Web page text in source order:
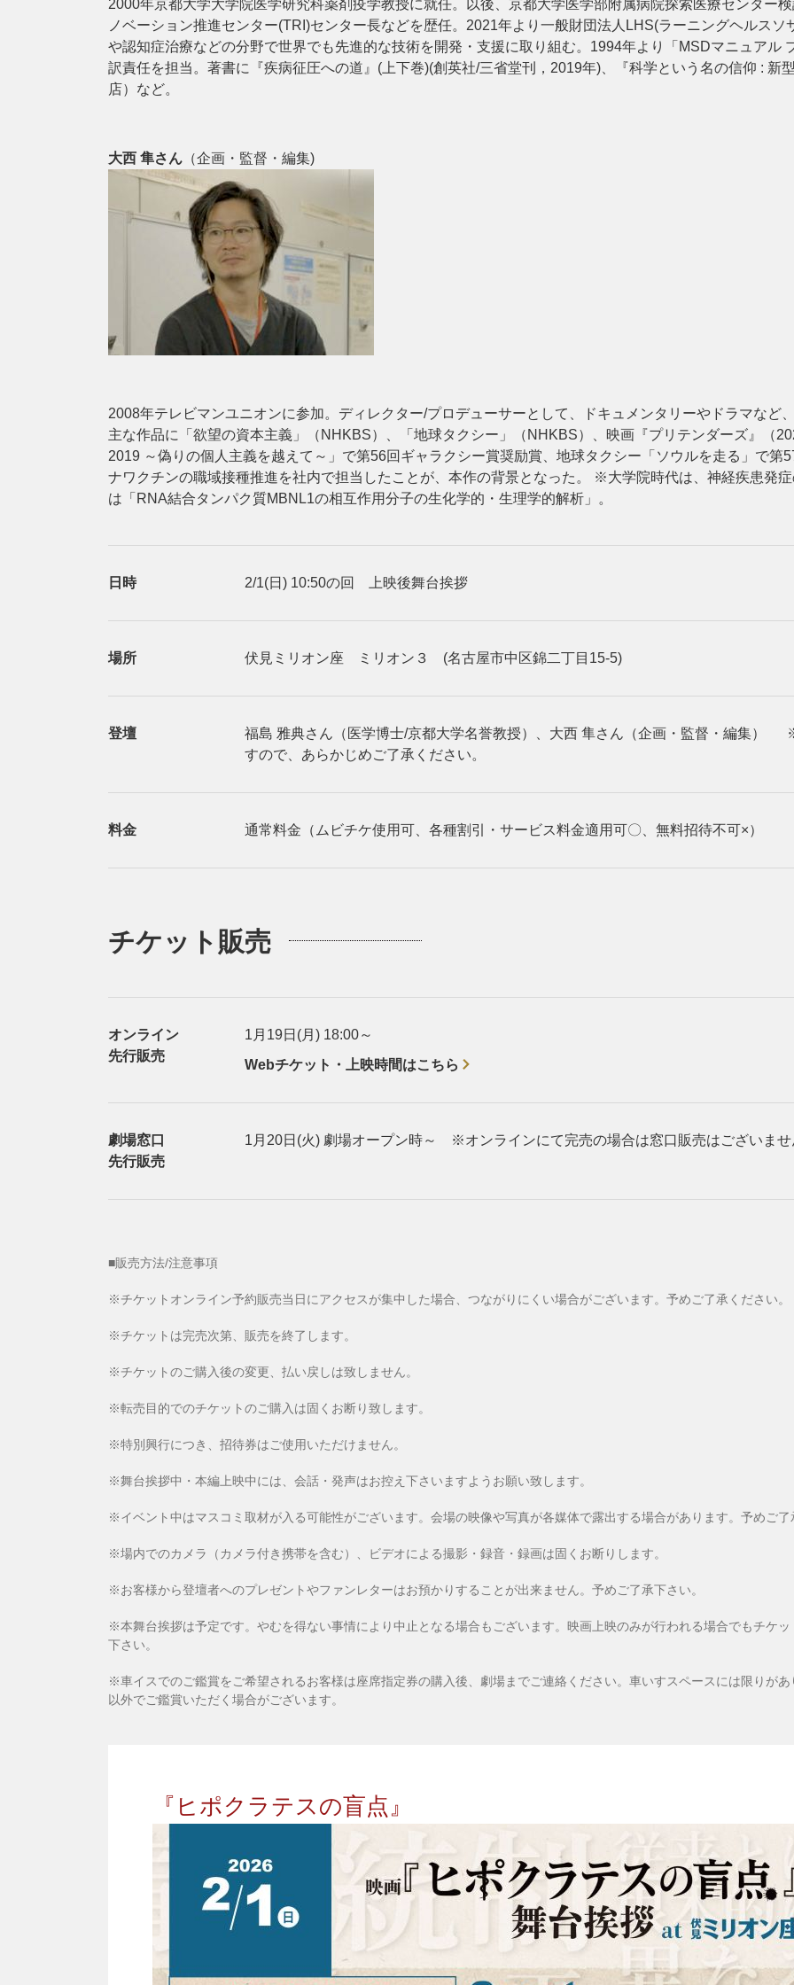
2000年京都大学大学院医学研究科薬剤疫学教授に就任。以後、京都大学医学部附属病院探索医療センター
ノベーション推進センター(TRI)センター長などを歴任。2021年より一般財団法人LHS(ラーニングヘルス
や認知症治療などの分野で世界でも先進的な技術を開発・支援に取り組む。1994年より「MSDマニュアル
訳責任を担当。著書に『疾病征圧への道』(上下巻)(創英社/三省堂刊，2019年)、『科学という名の信仰 : 新
店）など。
大西 隼さん （企画・監督・編集)
2008年テレビマンユニオンに参加。ディレクター/プロデューサーとして、ドキュメンタリーやドラマなど
主な作品に「欲望の資本主義」（NHKBS）、「地球タクシー」（NHKBS）、映画『プリテンダーズ』（
2019 ～偽りの個人主義を越えて～」で第56回ギャラクシー賞奨励賞、地球タクシー「ソウルを走る」で
ナワクチンの職域接種推進を社内で担当したことが、本作の背景となった。 ※大学院時代は、神経疾患発
は「RNA結合タンパク質MBNL1の相互作用分子の生化学的・生理学的解析」。
日時 2/1(日) 10:50の回 上映後舞台挨拶
場所 伏見ミリオン座 ミリオン３ (名古屋市中区錦二丁目15-5)
登壇
福島 雅典さん（医学博士/京都大学名誉教授）、大西 隼さん（企画・監督・編集）
すので、あらかじめご了承ください。
料金 通常料金（ムビチケ使用可、各種割引・サービス料金適用可〇、無料招待不可×）
チケット販売
オンライン
先行販売
1月19日(月) 18:00～
Webチケット・上映時間はこちら
劇場窓口
先行販売
1月20日(火) 劇場オープン時～ ※オンラインにて完売の場合は窓口販売はございませ
■販売方法/注意事項
※チケットオンライン予約販売当日にアクセスが集中した場合、つながりにくい場合がございます。予めご了承ください。
※チケットは完売次第、販売を終了します。
※チケットのご購入後の変更、払い戻しは致しません。
※転売目的でのチケットのご購入は固くお断り致します。
※特別興行につき、招待券はご使用いただけません。
※舞台挨拶中・本編上映中には、会話・発声はお控え下さいますようお願い致します。
※イベント中はマスコミ取材が入る可能性がございます。会場の映像や写真が各媒体で露出する場合があります。予めご
※場内でのカメラ（カメラ付き携帯を含む）、ビデオによる撮影・録音・録画は固くお断りします。
※お客様から登壇者へのプレゼントやファンレターはお預かりすることが出来ません。予めご了承下さい。
※本舞台挨拶は予定です。やむを得ない事情により中止となる場合もございます。映画上映のみが行われる場合でもチケ
下さい。
※車イスでのご鑑賞をご希望されるお客様は座席指定券の購入後、劇場までご連絡ください。車いすスペースには限りが
以外でご鑑賞いただく場合がございます。
『ヒポクラテスの盲点』